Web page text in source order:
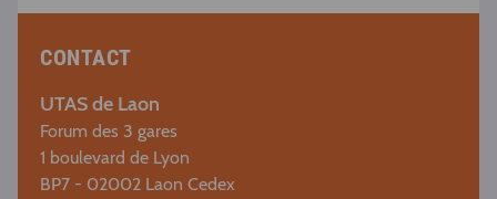
CONTACT
UTAS de Laon
Forum des 3 gares
1 boulevard de Lyon
BP7 - 02002 Laon Cedex